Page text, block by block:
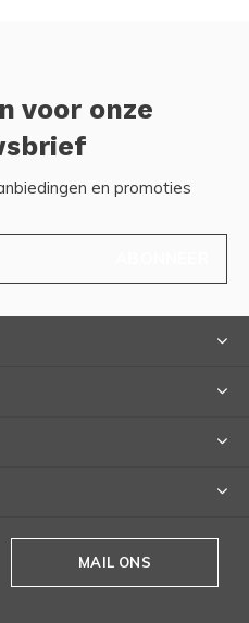
voor onze
en promoties
MAIL ONS